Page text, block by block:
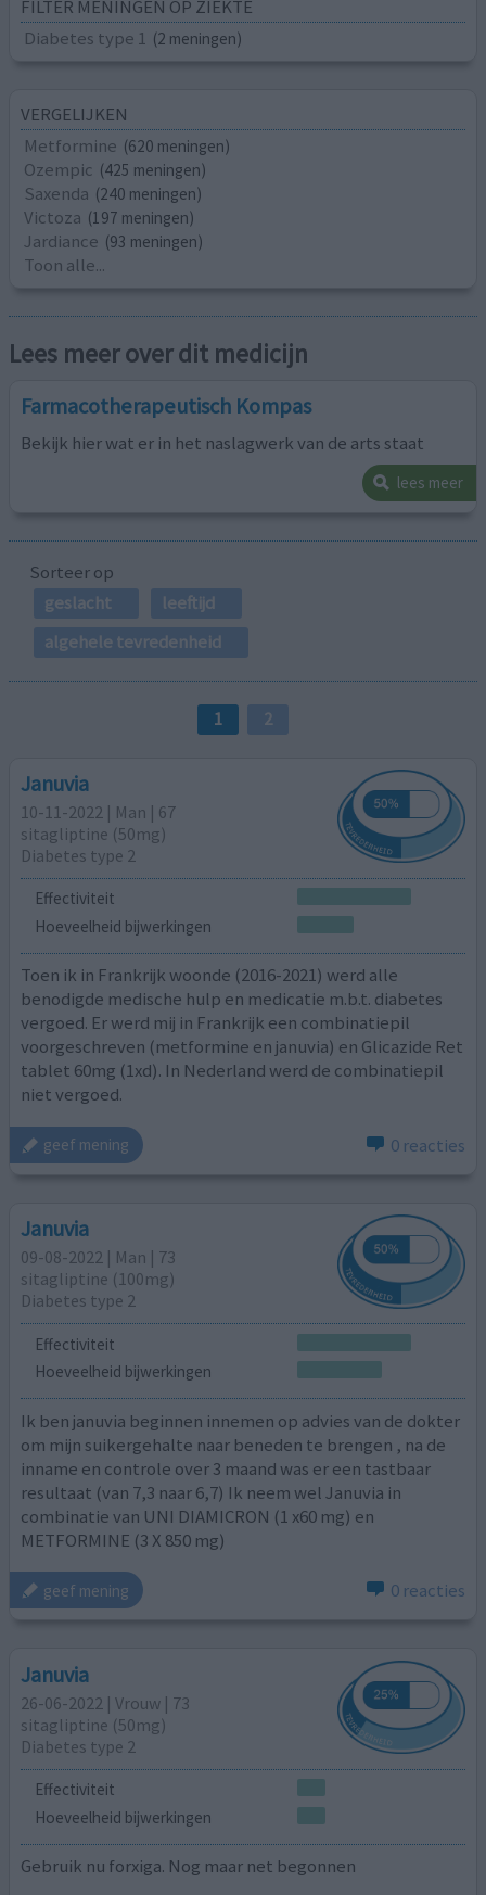
FILTER MENINGEN OP ZIEKTE
Diabetes type 1 (2 meningen)
VERGELIJKEN
Metformine (620 meningen)
Ozempic (425 meningen)
Saxenda (240 meningen)
Victoza (197 meningen)
Jardiance (93 meningen)
Toon alle...
Lees meer over dit medicijn
Farmacotherapeutisch Kompas
Bekijk hier wat er in het naslagwerk van de arts staat
lees meer
Sorteer op
geslacht
leeftijd
algehele tevredenheid
1 2
Januvia
10-11-2022 | Man | 67
sitagliptine (50mg)
Diabetes type 2
Effectiviteit
Hoeveelheid bijwerkingen
Toen ik in Frankrijk woonde (2016-2021) werd alle
benodigde medische hulp en medicatie m.b.t. diabetes
vergoed. Er werd mij in Frankrijk een combinatiepil
voorgeschreven (metformine en januvia) en Glicazide Ret
tablet 60mg (1xd). In Nederland werd de combinatiepil
niet vergoed.
geef mening 0 reacties
Januvia
09-08-2022 | Man | 73
sitagliptine (100mg)
Diabetes type 2
Effectiviteit
Hoeveelheid bijwerkingen
Ik ben januvia beginnen innemen op advies van de dokter
om mijn suikergehalte naar beneden te brengen , na de
inname en controle over 3 maand was er een tastbaar
resultaat (van 7,3 naar 6,7) Ik neem wel Januvia in
combinatie van UNI DIAMICRON (1 x60 mg) en
METFORMINE (3 X 850 mg)
geef mening 0 reacties
Januvia
26-06-2022 | Vrouw | 73
sitagliptine (50mg)
Diabetes type 2
Effectiviteit
Hoeveelheid bijwerkingen
Gebruik nu forxiga. Nog maar net begonnen